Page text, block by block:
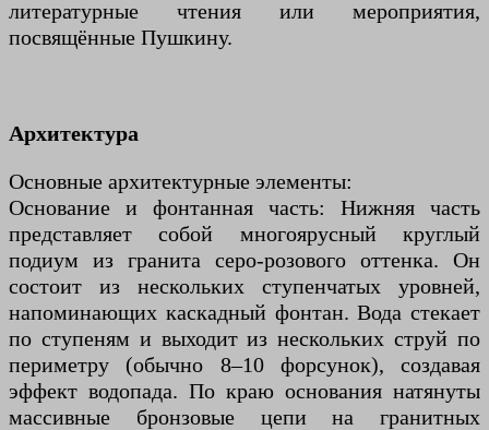
литературные чтения или мероприятия,
посвящённые Пушкину.
Архитектура
Основные архитектурные элементы:
Основание и фонтанная часть: Нижняя часть
представляет собой многоярусный круглый
подиум из гранита серо-розового оттенка. Он
состоит из нескольких ступенчатых уровней,
напоминающих каскадный фонтан. Вода стекает
по ступеням и выходит из нескольких струй по
периметру (обычно 8–10 форсунок), создавая
эффект водопада. По краю основания натянуты
массивные бронзовые цепи на гранитных